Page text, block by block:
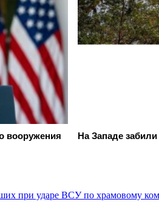
вооружения На Западе
при ударе ВСУ по храмовому